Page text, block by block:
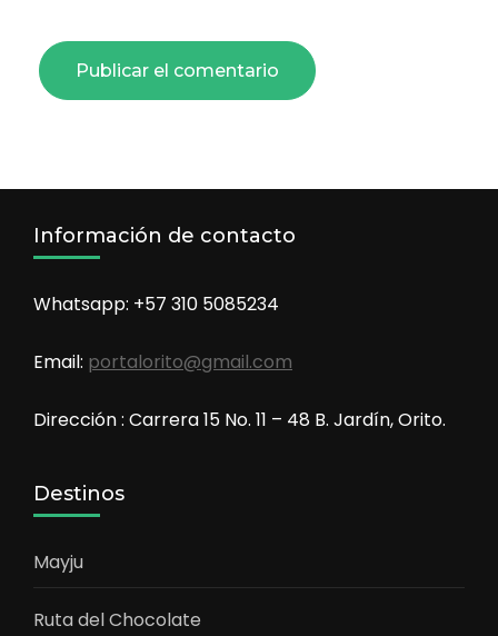
Información de contacto
Whatsapp: +57 310 5085234
Email: portalorito@gmail.com
Dirección : Carrera 15 No. 11 – 48 B. Jardín, Orito.
Destinos
Mayju
Ruta del Chocolate